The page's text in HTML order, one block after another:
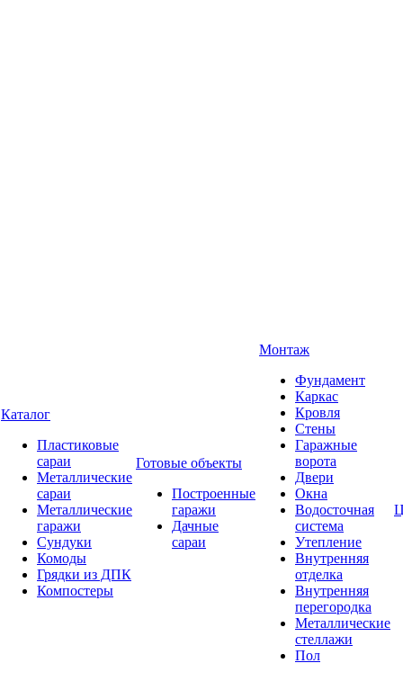
Каталог
Пластиковые
сараи
Металлические
сараи
Металлические
гаражи
Сундуки
Комоды
Грядки из ДПК
Компостеры
Готовые объекты
Построенные
гаражи
Дачные
сараи
Монтаж
Фундамент
Каркас
Кровля
Стены
Гаражные
ворота
Двери
Окна
Водосточная
система
Утепление
Внутренняя
отделка
Внутренняя
перегородка
Металлические
стеллажи
Пол